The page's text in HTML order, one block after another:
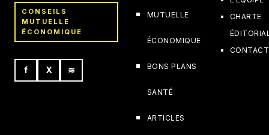
CONSEILS
MUTUELLE
ÉCONOMIQUE
f X ≋
MUTUELLE
ÉCONOMIQUE
BONS PLANS
SANTÉ
ARTICLES
CHARTE
CONTACT